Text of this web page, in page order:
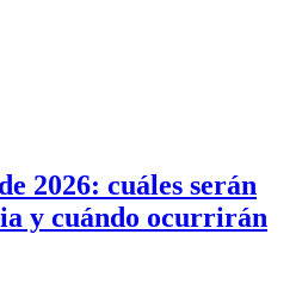
2026: cuáles serán
y cuándo ocurrirán